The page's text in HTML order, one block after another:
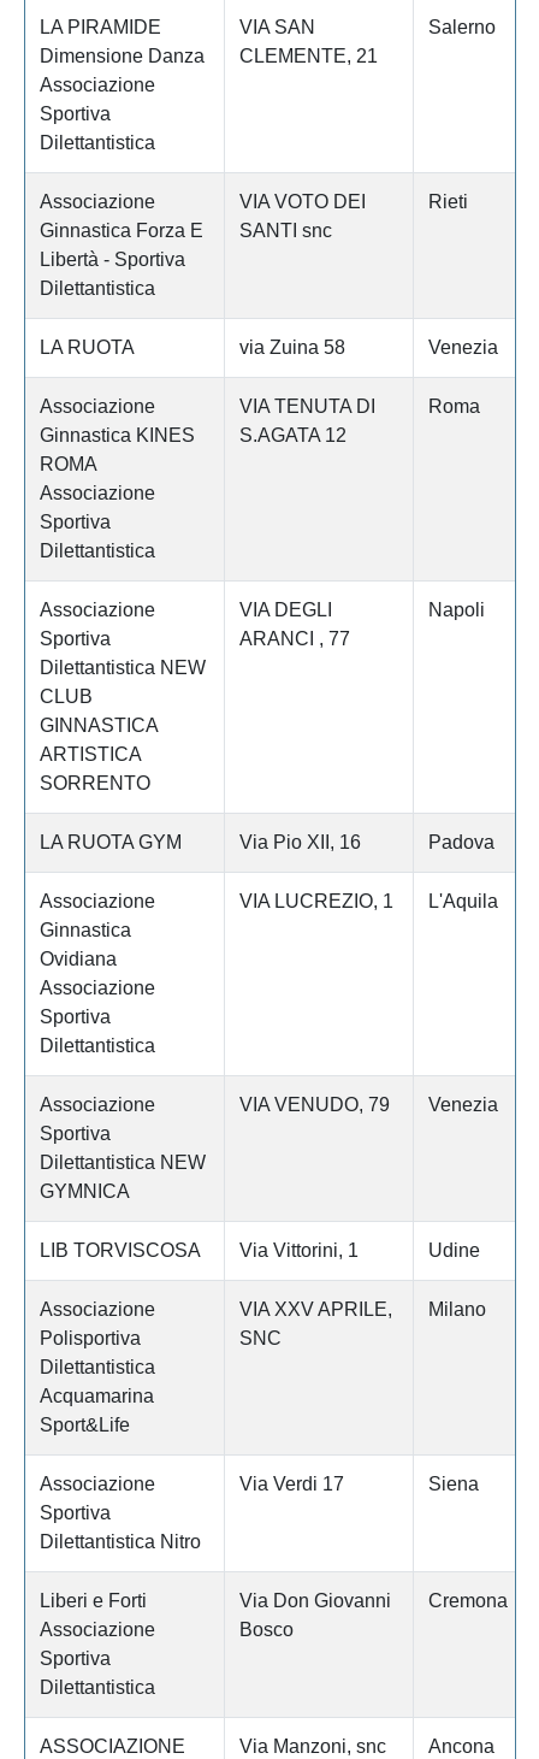
LA PIRAMIDE
Dimensione Danza
Associazione
Sportiva
Dilettantistica
VIA SAN
CLEMENTE, 21
Salerno
Associazione
Ginnastica Forza E
Libertà - Sportiva
Dilettantistica
VIA VOTO DEI
SANTI snc
Rieti
LA RUOTA via Zuina 58 Venezia
Associazione
Ginnastica KINES
ROMA
Associazione
Sportiva
Dilettantistica
VIA TENUTA DI
S.AGATA 12
Roma
Associazione
Sportiva
Dilettantistica NEW
CLUB
GINNASTICA
ARTISTICA
SORRENTO
VIA DEGLI
ARANCI , 77
Napoli
LA RUOTA GYM Via Pio XII, 16 Padova
Associazione
Ginnastica
Ovidiana
Associazione
Sportiva
Dilettantistica
VIA LUCREZIO, 1 L'Aquila
Associazione
Sportiva
Dilettantistica NEW
GYMNICA
VIA VENUDO, 79 Venezia
LIB TORVISCOSA Via Vittorini, 1 Udine
Associazione
Polisportiva
Dilettantistica
Acquamarina
Sport&Life
VIA XXV APRILE,
SNC
Milano
Associazione
Sportiva
Dilettantistica Nitro
Via Verdi 17 Siena
Liberi e Forti
Associazione
Sportiva
Dilettantistica
Via Don Giovanni
Bosco
Cremona
ASSOCIAZIONE
Via Manzoni, snc Ancona